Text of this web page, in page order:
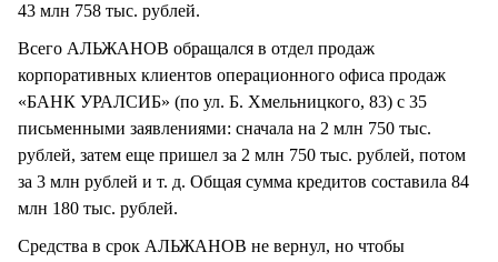
43 млн 758 тыс. рублей.
Всего АЛЬЖАНОВ обращался в отдел продаж
корпоративных клиентов операционного офиса продаж
«БАНК УРАЛСИБ» (по ул. Б. Хмельницкого, 83) с 35
письменными заявлениями: сначала на 2 млн 750 тыс.
рублей, затем еще пришел за 2 млн 750 тыс. рублей, потом
за 3 млн рублей и т. д. Общая сумма кредитов составила 84
млн 180 тыс. рублей.
Средства в срок АЛЬЖАНОВ не вернул, но чтобы